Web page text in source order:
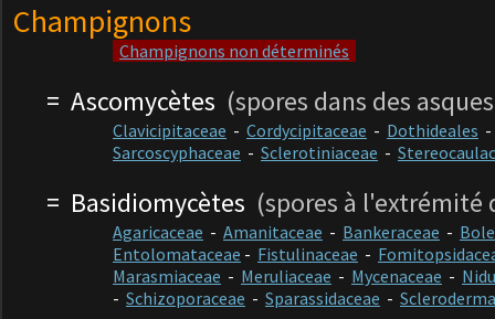
Champignons
Champignons non déterminés
= Ascomycètes (spores dans des
Clavicipitaceae - Cordycipitaceae - Dothideales
Sarcoscyphaceae - Sclerotiniaceae -
= Basidiomycètes (spores à l'extrémité
Agaricaceae - Amanitaceae - Bankeraceae -
Entolomataceae - Fistulinaceae -
Marasmiaceae - Meruliaceae - Mycenaceae -
- Schizoporaceae - Sparassidaceae -